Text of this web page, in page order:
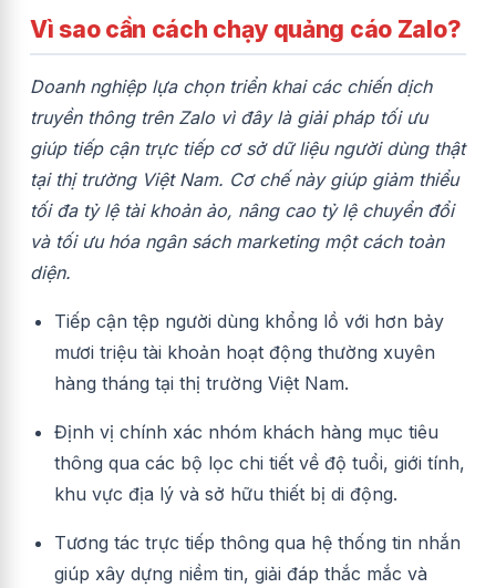
Vì sao cần cách chạy quảng cáo Zalo?
Doanh nghiệp lựa chọn triển khai các chiến dịch
truyền thông trên Zalo vì đây là giải pháp tối ưu
giúp tiếp cận trực tiếp cơ sở dữ liệu người dùng thật
tại thị trường Việt Nam. Cơ chế này giúp giảm thiểu
tối đa tỷ lệ tài khoản ảo, nâng cao tỷ lệ chuyển đổi
và tối ưu hóa ngân sách marketing một cách toàn
diện.
Tiếp cận tệp người dùng khổng lồ với hơn bảy
mươi triệu tài khoản hoạt động thường xuyên
hàng tháng tại thị trường Việt Nam.
Định vị chính xác nhóm khách hàng mục tiêu
thông qua các bộ lọc chi tiết về độ tuổi, giới tính,
khu vực địa lý và sở hữu thiết bị di động.
Tương tác trực tiếp thông qua hệ thống tin nhắn
giúp xây dựng niềm tin, giải đáp thắc mắc và